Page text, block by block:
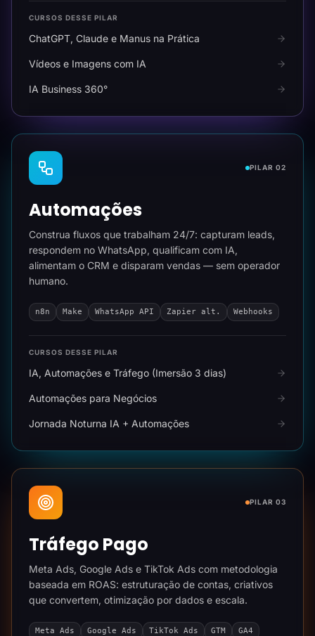
CURSOS DESSE PILAR
ChatGPT, Claude e Manus na Prática
Vídeos e Imagens com IA
IA Business 360°
PILAR 02
Automações
Construa fluxos que trabalham 24/7: capturam leads,
respondem no WhatsApp, qualificam com IA,
alimentam o CRM e disparam vendas — sem operador
humano.
n8n Make WhatsApp API Zapier alt. Webhooks
CURSOS DESSE PILAR
IA, Automações e Tráfego (Imersão 3 dias)
Automações para Negócios
Jornada Noturna IA + Automações
PILAR 03
Tráfego Pago
Meta Ads, Google Ads e TikTok Ads com metodologia
baseada em ROAS: estruturação de contas, criativos
que convertem, otimização por dados e escala.
Meta Ads Google Ads TikTok Ads GTM GA4